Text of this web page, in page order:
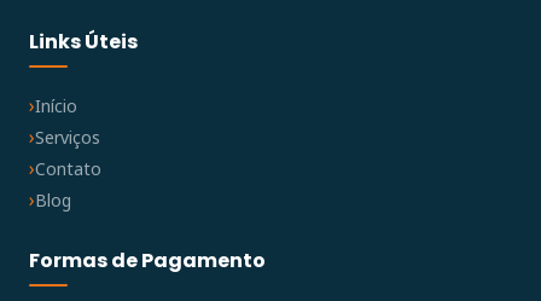
Links Úteis
Início
Serviços
Contato
Blog
Formas de Pagamento